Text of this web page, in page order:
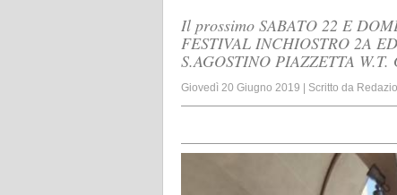
Il prossimo SABATO 22 E
FESTIVAL INCHIOSTRO 2A
S.AGOSTINO PIAZZETTA W.T.
Giovedì 20 Giugno 2019 | Scritto da